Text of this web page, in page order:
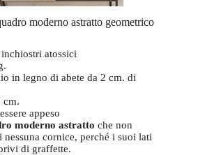
moderno astratto geometrico
atossici
in legno di abete da 2 cm. di
cm.
appeso
moderno astratto che non
nessuna cornice, perché i suoi lati
di graffette.